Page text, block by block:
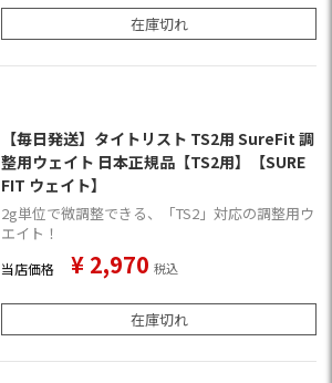
在庫切れ
【毎日発送】タイトリスト TS2用 SureFit 調
整用ウェイト 日本正規品【TS2用】【SURE
FIT ウェイト】
2g単位で微調整できる、「TS2」対応の調整用ウ
エイト！
当店価格 ¥ 2,970 税込
在庫切れ